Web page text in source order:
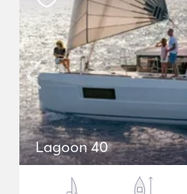
Lagoon 40